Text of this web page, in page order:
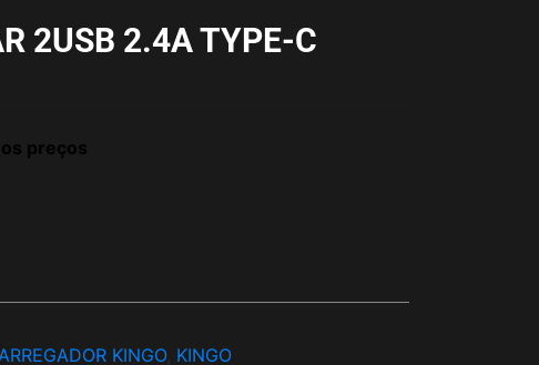
2USB 2.4A TYPE-C
preços
KINGO, KINGO